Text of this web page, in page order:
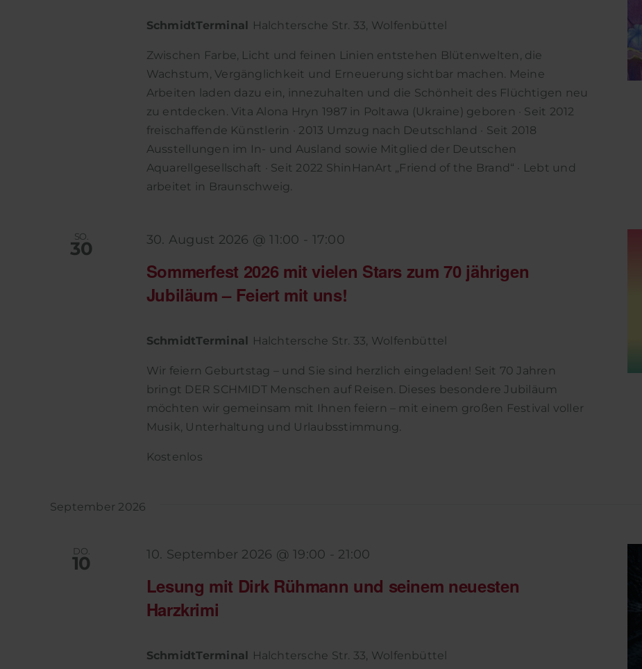
SchmidtTerminal Halchtersche Str. 33, Wolfenbüttel
Zwischen Farbe, Licht und feinen Linien entstehen Blütenwelten, die
Wachstum, Vergänglichkeit und Erneuerung sichtbar machen. Meine
Arbeiten laden dazu ein, innezuhalten und die Schönheit des Flüchtigen neu
zu entdecken. Vita Alona Hryn 1987 in Poltawa (Ukraine) geboren · Seit 2012
freischaffende Künstlerin · 2013 Umzug nach Deutschland · Seit 2018
Ausstellungen im In- und Ausland sowie Mitglied der Deutschen
Aquarellgesellschaft · Seit 2022 ShinHanArt „Friend of the Brand“ · Lebt und
arbeitet in Braunschweig.
SO.
30
Sommerfest 2026 mit vielen Stars zum 70 jährigen
Jubiläum – Feiert mit uns!
30. August 2026 @ 11:00 - 17:00
SchmidtTerminal Halchtersche Str. 33, Wolfenbüttel
Wir feiern Geburtstag – und Sie sind herzlich eingeladen! Seit 70 Jahren
bringt DER SCHMIDT Menschen auf Reisen. Dieses besondere Jubiläum
möchten wir gemeinsam mit Ihnen feiern – mit einem großen Festival voller
Musik, Unterhaltung und Urlaubsstimmung.
Kostenlos
September 2026
DO.
10
Lesung mit Dirk Rühmann und seinem neuesten
Harzkrimi
10. September 2026 @ 19:00 - 21:00
SchmidtTerminal Halchtersche Str. 33, Wolfenbüttel